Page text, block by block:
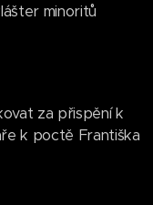
minoritů
za přispění k
k poctě Františka